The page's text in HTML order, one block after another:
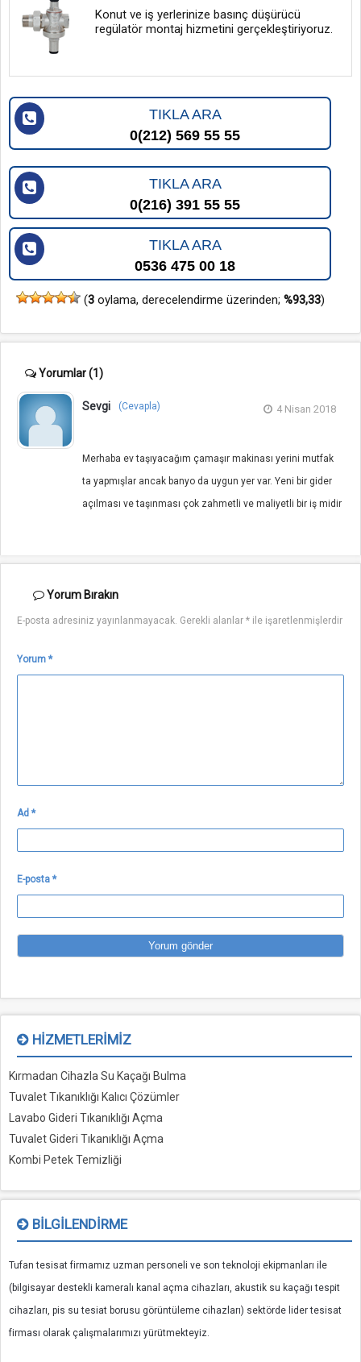
Konut ve iş yerlerinize basınç düşürücü
regülatör montaj hizmetini gerçekleştiriyoruz.
TIKLA ARA
0(212) 569 55 55
TIKLA ARA
0(216) 391 55 55
TIKLA ARA
0536 475 00 18
(3oylama, derecelendirme üzerinden; %93,33)
Yorumlar(1)
Sevgi 4 Nisan 2018
(Cevapla)
Merhaba ev taşıyacağım çamaşır makinası yerini mutfak
ta yapmışlar ancak banyo da uygun yer var. Yeni bir gider
açılması ve taşınması çok zahmetli ve maliyetli bir iş midir
Yorum Bırakın
E-posta adresiniz yayınlanmayacak. Gerekli alanlar * ile işaretlenmişlerdir
Yorum *
Ad *
E-posta *
HIZMETLERIMIZ
Kırmadan Cihazla Su Kaçağı Bulma
Tuvalet Tıkanıklığı Kalıcı Çözümler
Lavabo Gideri Tıkanıklığı Açma
Tuvalet Gideri Tıkanıklığı Açma
Kombi Petek Temizliği
BILGILENDIRME
Tufan tesisat firmamız uzman personeli ve son teknoloji ekipmanları ile
(bilgisayar destekli kameralı kanal açma cihazları, akustik su kaçağı tespit
cihazları, pis su tesiat borusu görüntüleme cihazları) sektörde lider tesisat
firması olarak çalışmalarımızı yürütmekteyiz.